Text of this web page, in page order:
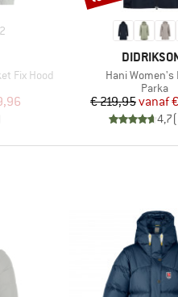
2
Fix Hood
prijs
MERK
Artikel
Hani Women's
Parka
Prijs
€ 219,95vanaf
4,7(